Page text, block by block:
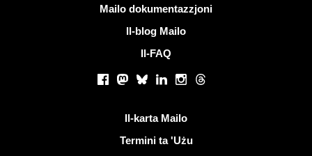
Iktar informazzjoniMailo dokumentazzjoni
Il-blog Mailo
Il-FAQ
Netwerks soċjali
Facebook
Mastodon
BlueskyLinkedInInstagram
Threads
Il-karta Mailo
Termini ta 'Użu